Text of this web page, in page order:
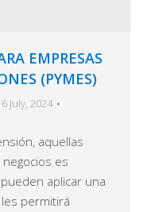
EMPRESAS
(PYMES)
July, 2024
aquellas
es
aplicar una
permitirá